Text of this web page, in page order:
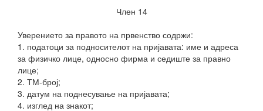
Член 14
Уверението за правото на првенство содржи:
1. податоци за подносителот на пријавата: име и адреса
за физичко лице, односно фирма и седиште за правно
лице;
2. ТМ-број;
3. датум на поднесување на пријавата;
4. изглед на знакот;